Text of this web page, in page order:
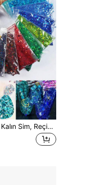
50g Karışık Altıgen Kalın Sim, Reçine Dolgusu İçin, UV Epoksi Reçine Aksesuarları, Silikon Kalıp Dolgu Pigmenti, Mücevher Yapım Malzemeleri, Kendin Yap